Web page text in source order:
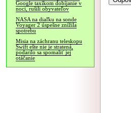
Google taxíkom dobíjanie v
noci, rušili obyvateľov
NASA na diaľku na sonde
Voyager 2 úspešne znížila
spotrebu
Misia na záchranu teleskopu
Swift ešte nie je stratená,
podarilo sa spomaliť jej
otáčanie